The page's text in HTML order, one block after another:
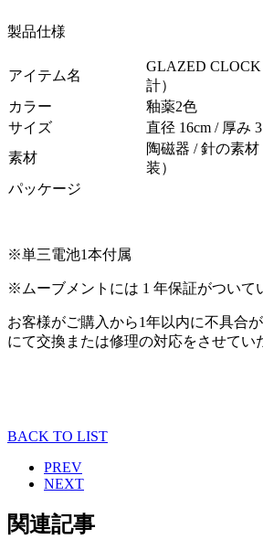
製品仕様
アイテム名
GLAZED
計）
カラー
釉薬2色
サイズ
直径 16cm / 厚み
素材
陶磁器 / 針の素
装）
パッケージ
※単三電池1本付属
※ムーブメントには 1 年保証がついて
お客様がご購入から1年以内に不具合
にて交換または修理の対応をさせてい
BACK TO LIST
PREV
NEXT
関連記事